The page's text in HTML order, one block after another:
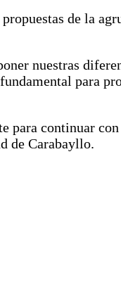
de la
nuestras
para
para continuar
de Carabayllo.